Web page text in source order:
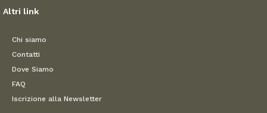
Altri link
Chi siamo
Contatti
Dove Siamo
FAQ
Iscrizione alla Newsletter